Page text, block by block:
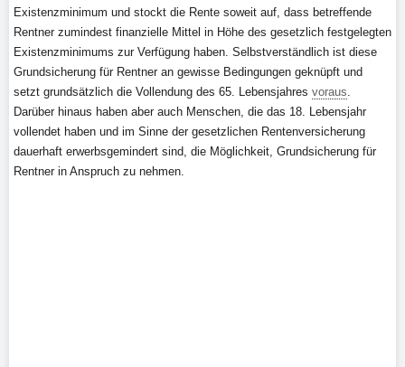
Existenzminimum und stockt die Rente soweit auf, dass betreffende
Rentner zumindest finanzielle Mittel in Höhe des gesetzlich festgelegten
Existenzminimums zur Verfügung haben. Selbstverständlich ist diese
Grundsicherung für Rentner an gewisse Bedingungen geknüpft und
setzt grundsätzlich die Vollendung des 65. Lebensjahres voraus.
Darüber hinaus haben aber auch Menschen, die das 18. Lebensjahr
vollendet haben und im Sinne der gesetzlichen Rentenversicherung
dauerhaft erwerbsgemindert sind, die Möglichkeit, Grundsicherung für
Rentner in Anspruch zu nehmen.